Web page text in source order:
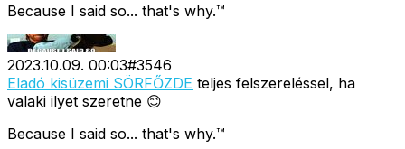
Because I said so... that's why.™
2023.10.09. 00:03#3546
Eladó kisüzemi SÖRFŐZDE teljes felszereléssel, ha
valaki ilyet szeretne 😊
Because I said so... that's why.™